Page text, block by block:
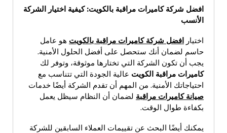
افضل شركة كاميرات مراقبة بالكويت:كيفية اختيار الشركة
الأنسب
اختيار افضل شركة كاميرات مراقبة بالكويت هو عامل
حاسم لضمان أنك ستحصل على أفضل الحلول الأمنية.
يجب أن تكون الشركة التي تختارها موثوقة، وتوفر لك
كاميرات مراقبة الكويت عالية الجودة التي تتناسب مع
احتياجاتك الأمنية. من المهم أن تقدم الشركة أيضًا خدمات
صيانة كاميرات مراقبة لضمان أن النظام سيظل يعمل
بكفاءة طوال الوقت.
يمكنك أيضًا البحث عن تقييمات العملاء السابقين للشركة